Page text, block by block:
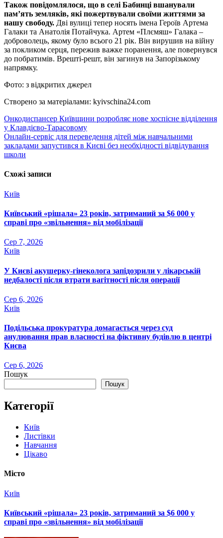
Також повідомлялося, що в селі Бабинці вшанували
пам’ять земляків, які пожертвували своїми життями за
нашу свободу. Дві вулиці тепер носять імена Героїв Артема
Галаки та Анатолія Потайчука. Артем «Плємяш» Галака –
доброволець, якому було всього 21 рік. Він вирушив на війну
за покликом серця, пережив важке поранення, але повернувся
до побратимів. Врешті-решт, він загинув на Запорізькому
напрямку.
Фото: з відкритих джерел
Створено за матеріалами: kyivschina24.com
Навігація
записів
Онкодиспансер Київщини розробляє нове хоспісне відділення
у Клавдієво-Тарасовому
Онлайн-сервіс для переведення дітей між навчальними
закладами запустився в Києві без необхідності відвідування
школи
Схожі записи
Київ
Київський «рішала» 23 років, затриманий за $6 000 у
справі про «звільнення» від мобілізації
Сер 7, 2026
Київ
У Києві акушерку-гінеколога запідозрили у лікарській
недбалості після втрати вагітності після операції
Сер 6, 2026
Київ
Подільська прокуратура домагається через суд
анулювання прав власності на фіктивну будівлю в центрі
Києва
Сер 6, 2026
Пошук
Пошук
Категорії
Київ
Листівки
Навчання
Цікаво
Місто
Київ
Київський «рішала» 23 років, затриманий за $6 000 у
справі про «звільнення» від мобілізації